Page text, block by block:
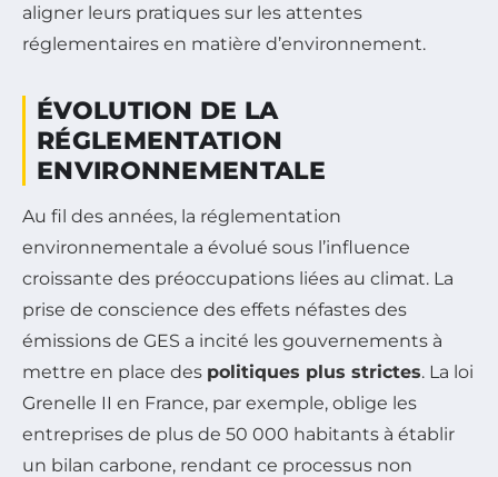
aligner leurs pratiques sur les attentes
réglementaires en matière d’environnement.
ÉVOLUTION DE LA
RÉGLEMENTATION
ENVIRONNEMENTALE
Au fil des années, la réglementation
environnementale a évolué sous l’influence
croissante des préoccupations liées au climat. La
prise de conscience des effets néfastes des
émissions de GES a incité les gouvernements à
mettre en place des politiques plus strictes. La loi
Grenelle II en France, par exemple, oblige les
entreprises de plus de 50 000 habitants à établir
un bilan carbone, rendant ce processus non